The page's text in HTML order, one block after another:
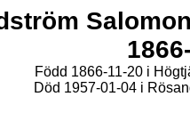
Född 1866-11-20 i
Död 1957-01-04 i